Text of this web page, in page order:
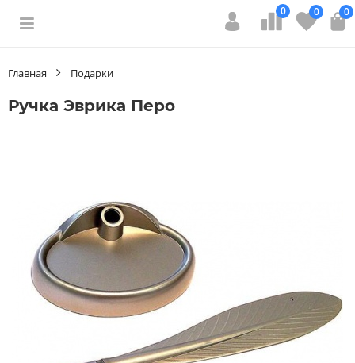
0 0 0
Главная Подарки
Ручка Эврика Перо